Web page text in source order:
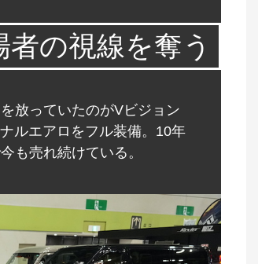
の視線を奪う
放っていたのがVビジョン
ルエアロをフル装備。10年
も売れ続けている。